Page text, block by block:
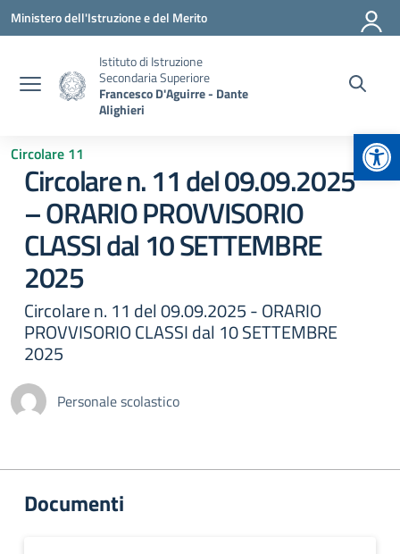
Vai ai contenuti
Vai al menu di navigazione
Vai al footer
Ministero dell'Istruzione e del Merito
Istituto di Istruzione
Secondaria Superiore
Francesco D'Aguirre - Dante
Alighieri
Circolare 11
Circolare n. 11 del 09.09.2025
– ORARIO PROVVISORIO
CLASSI dal 10 SETTEMBRE
2025
Circolare n. 11 del 09.09.2025 - ORARIO
PROVVISORIO CLASSI dal 10 SETTEMBRE
2025
Personale scolastico
Documenti